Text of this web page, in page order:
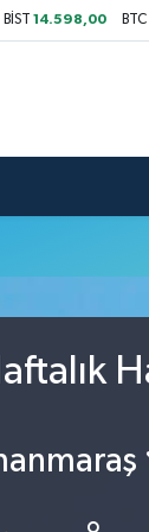
BİST14.598,00 BTC